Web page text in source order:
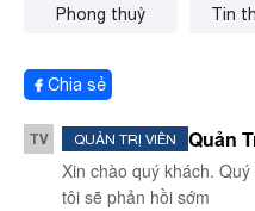
Phong thuỷ Tin
Chia sẻ
TV Quản
QUẢN TRỊ VIÊN
Xin chào quý khách.
tôi sẽ phản hồi sớm